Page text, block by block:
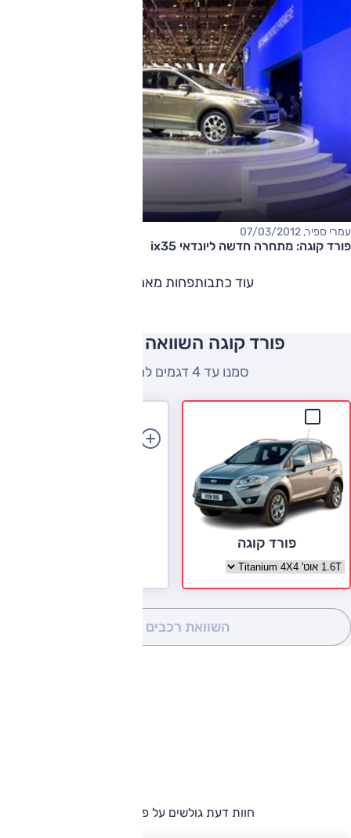
עמרי ספיר, 07/03/2012
פורד קוגה: מתחרה חדשה ליונדאי ix35
עוד כתבותפחות מאמרים
פורד קוגה השוואה למתחרים
סמנו עד 4 דגמים להשוואה
פורד קוגה
בחר גרסה פורד קוגה
השוואת רכבים
חוות דעת גולשים על פורד קוגה